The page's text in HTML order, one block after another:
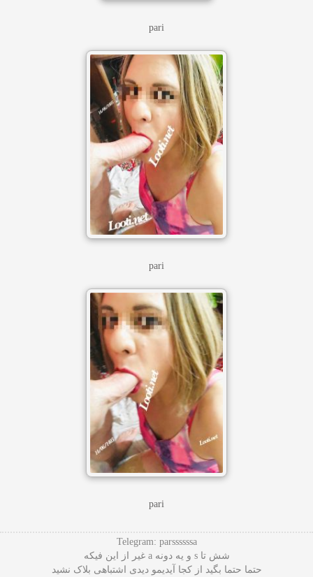
pari
pari
pari
Telegram: parssssssa
شش تا s و یه دونه a غیر از این فیکه
حتما حتما بگید از کجا آیدیمو دیدی اشتباهی بلاک نشید